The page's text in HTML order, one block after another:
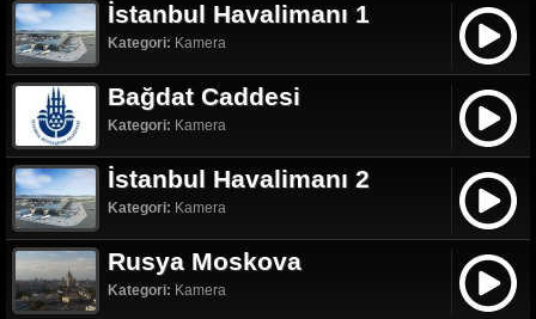
İstanbul Havalimanı 1
Kategori: Kamera
Bağdat Caddesi
Kategori: Kamera
İstanbul Havalimanı 2
Kategori: Kamera
Rusya Moskova
Kategori: Kamera